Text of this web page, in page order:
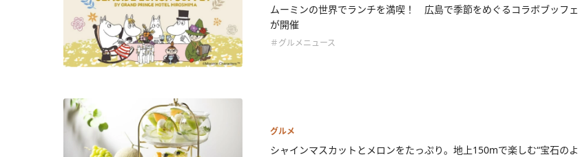
ムーミンの世界でランチを満喫！ 広島で季節をめぐるコラボブッフェ
が開催
＃グルメニュース
グルメ
シャインマスカットとメロンをたっぷり。地上150mで楽しむ“宝石のよ